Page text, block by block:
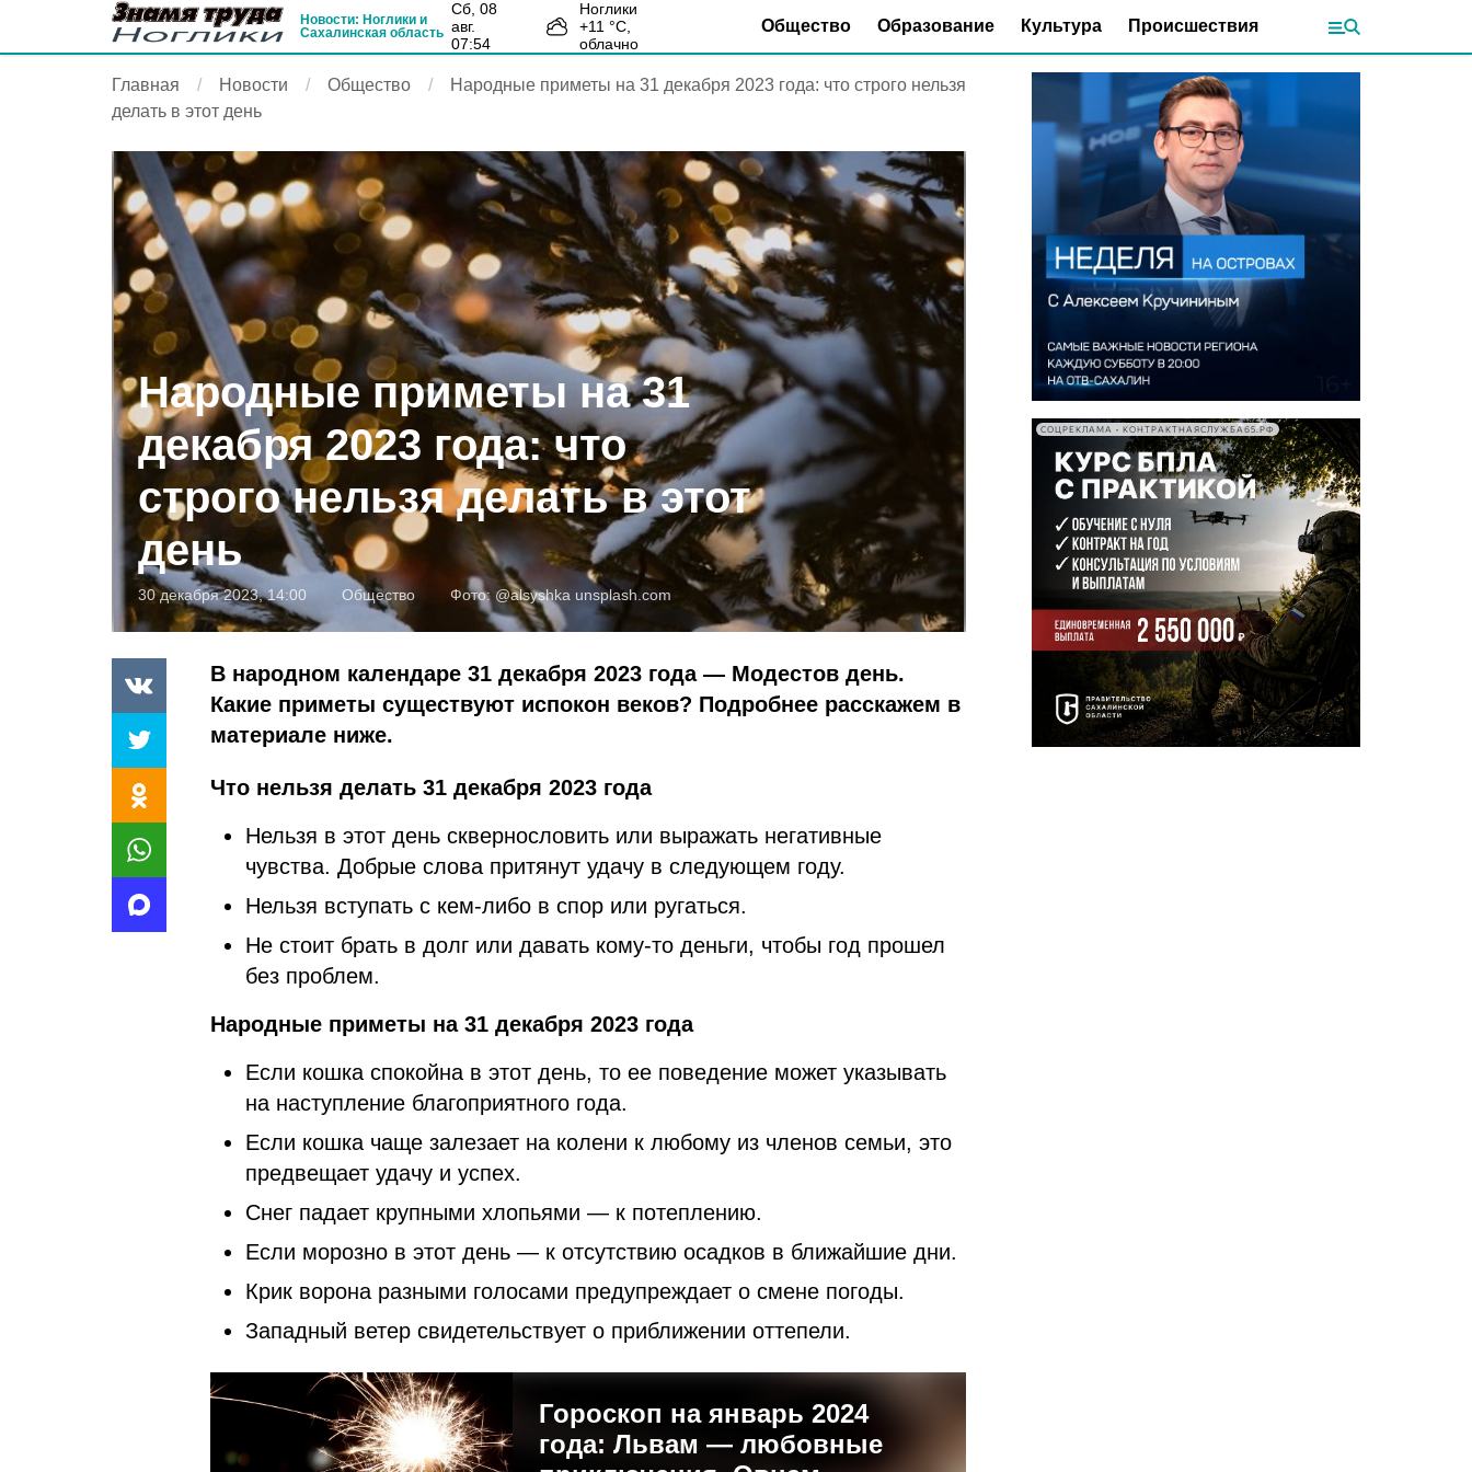
Новости: Ноглики и
Сахалинская область
сб, 08
авг.
07:54
Ноглики
+11 °С,
облачно
Общество Образование Культура Происшествия
Главная Новости Общество
Народные приметы на 31 декабря 2023 года: что строго нельзя
делать в этот день
Народные приметы на 31
декабря 2023 года: что
строго нельзя делать в этот
день
30 декабря 2023, 14:00 Общество Фото: @alsyshka unsplash.com
В народном календаре 31 декабря 2023 года — Модестов день.
Какие приметы существуют испокон веков? Подробнее расскажем в
материале ниже.
Что нельзя делать 31 декабря 2023 года
Нельзя в этот день сквернословить или выражать негативные
чувства. Добрые слова притянут удачу в следующем году.
Нельзя вступать с кем-либо в спор или ругаться.
Не стоит брать в долг или давать кому-то деньги, чтобы год прошел
без проблем.
Народные приметы на 31 декабря 2023 года
Если кошка спокойна в этот день, то ее поведение может указывать
на наступление благоприятного года.
Если кошка чаще залезает на колени к любому из членов семьи, это
предвещает удачу и успех.
Снег падает крупными хлопьями — к потеплению.
Если морозно в этот день — к отсутствию осадков в ближайшие дни.
Крик ворона разными голосами предупреждает о смене погоды.
Западный ветер свидетельствует о приближении оттепели.
Гороскоп на январь 2024
года: Львам — любовные
СОЦРЕКЛАМА • КОНТРАКТНАЯСЛУЖБА65.РФ